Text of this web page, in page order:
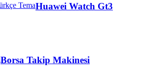
Huawei Watch Gt3
Borsa Takip Makinesi